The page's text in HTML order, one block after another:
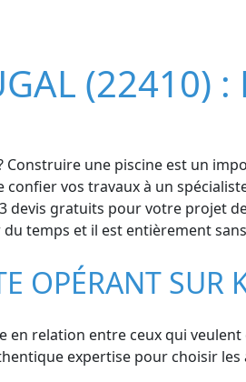
(22410)
Construire une piscine est un
vos travaux à un
devis gratuits pour votre projet
temps et il est entièrement
OPÉRANT SUR
en relation entre ceux qui
expertise pour choisir